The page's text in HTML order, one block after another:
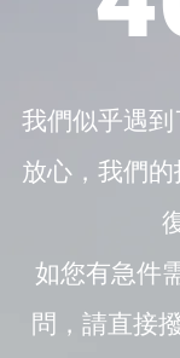
我們似乎遇
放心，我們
如您有急件
問，請直接